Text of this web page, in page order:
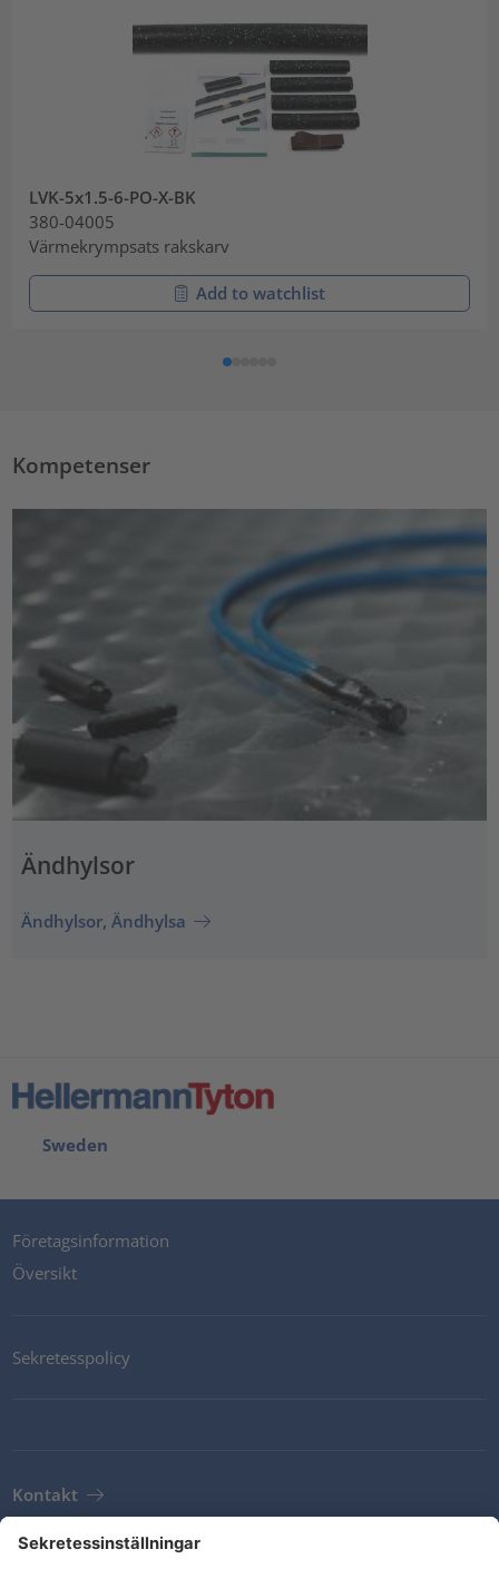
LVK-5x1.5-6-PO-X-BK
380-04005
Värmekrympsats rakskarv
Add to watchlist
Kompetenser
Ändhylsor
Ändhylsor, Ändhylsa
Sweden
Företagsinformation
Översikt
Sekretesspolicy
Kontakt